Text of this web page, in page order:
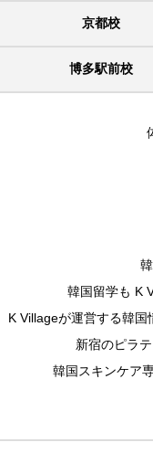
京都校
博多駅前校
韓国留学も K
K Villageが運営する韓国
新宿のピラ
韓国スキンケア